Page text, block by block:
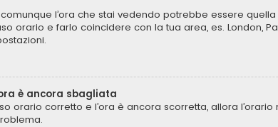
l’ora che stai vedendo potrebbe essere
orario e farlo coincidere con la tua area, es. London,
è ancora sbagliata
orario corretto e l’ora è ancora scorretta, allora